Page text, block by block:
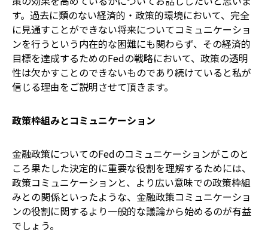
す。過去に類のない経済的・政策的環境において、完全
に見通すことができない将来についてコミュニケーショ
ンを行うという内在的な困難にも関わらず、その経済的
目標を達成するためのFedの戦略において、政策の透明
性は欠かすことのできないものであり続けていると私が
信じる理由をご説明させて頂きます。
政策枠組みとコミュニケーション
金融政策についてのFedのコミュニケーションがこのと
ころ果たした決定的に重要な役割を理解するためには、
政策コミュニケーションと、より広い意味での政策枠組
みとの関係といったような、金融政策コミュニケーショ
ンの役割に関するより一般的な議論から始めるのが有益
でしょう。